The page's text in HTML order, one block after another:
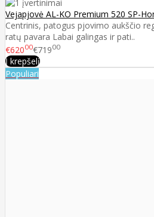
Vejapjovė AL-KO Premium 520 SP-
Centrinis, patogus pjovimo aukščio
ratų pavara Labai galingas ir pati..
€62000€71900
Į krepšelį
Populiari